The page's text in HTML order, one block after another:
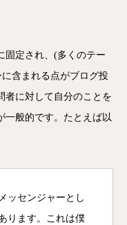
固定され、(多くのテー
含まれる点がブログ投
者に対して自分のことを
一般的です。たとえば以
ッセンジャーとし
ります。これは僕